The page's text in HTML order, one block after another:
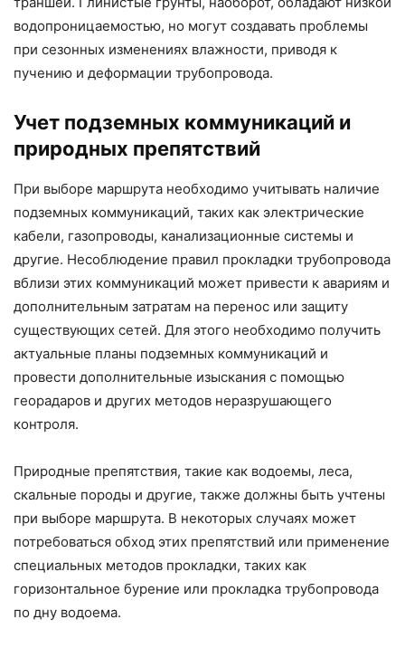
водопроницаемостью, но могут создавать проблемы
при сезонных изменениях влажности, приводя к
пучению и деформации трубопровода.
Учет подземных коммуникаций и
природных препятствий
При выборе маршрута необходимо учитывать наличие
подземных коммуникаций, таких как электрические
кабели, газопроводы, канализационные системы и
другие. Несоблюдение правил прокладки трубопровода
вблизи этих коммуникаций может привести к авариям и
дополнительным затратам на перенос или защиту
существующих сетей. Для этого необходимо получить
актуальные планы подземных коммуникаций и
провести дополнительные изыскания с помощью
георадаров и других методов неразрушающего
контроля.
Природные препятствия, такие как водоемы, леса,
скальные породы и другие, также должны быть учтены
при выборе маршрута. В некоторых случаях может
потребоваться обход этих препятствий или применение
специальных методов прокладки, таких как
горизонтальное бурение или прокладка трубопровода
по дну водоема.